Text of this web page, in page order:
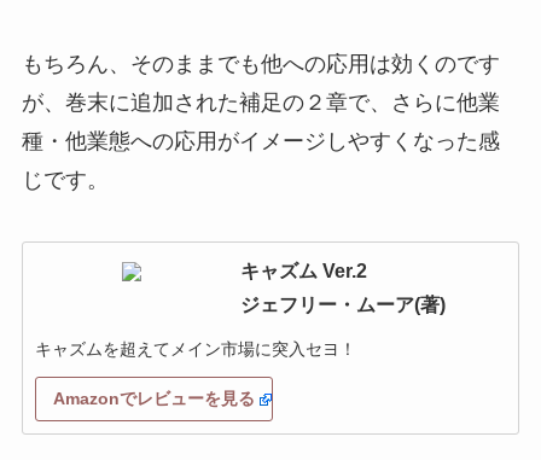
もちろん、そのままでも他への応用は効くのです
が、巻末に追加された補足の２章で、さらに他業
種・他業態への応用がイメージしやすくなった感
じです。
キャズム Ver.2
ジェフリー・ムーア(著)
キャズムを超えてメイン市場に突入セヨ！
Amazonでレビューを見る